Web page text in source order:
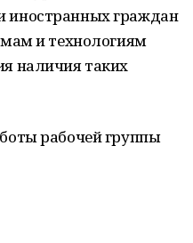
иностранных граждан
и технологиям
наличия таких
рабочей группы